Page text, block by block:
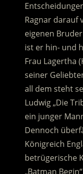
Ragnar darauf
eigenen
ist er hin- und
Frau Lagertha
seiner
all dem steht
Ludwig „Die
ein junger
Dennoch
Königreich
betrügerische
„Batman